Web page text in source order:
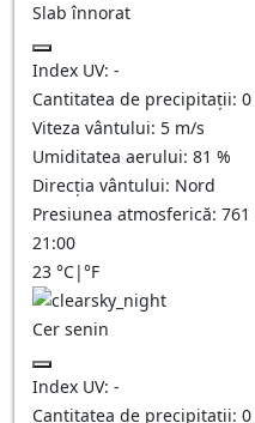
Slab înnorat
Index UV: -
Cantitatea de precipitații: 0
Viteza vântului: 5 m/s
Umiditatea aerului: 81 %
Direcția vântului: Nord
Presiunea atmosferică: 761
21:00
23 °C|°F
Cer senin
Index UV: -
Cantitatea de precipitații: 0